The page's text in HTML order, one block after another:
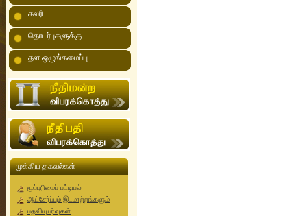
கலரி
தொடர்புகளுக்கு
தள ஒழுங்கமைப்பு
முக்கிய தகவல்கள்
மூப்புரிமைப் பட்டியல்
ஆட்சேர்ப்பும் இடமாற்றங்களும்
பதவியுயர்வுகள்